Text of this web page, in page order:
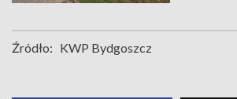
Źródło: KWP Bydgoszcz